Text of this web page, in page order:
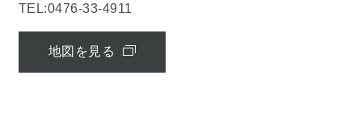
TEL:0476-33-4911
地図を見る